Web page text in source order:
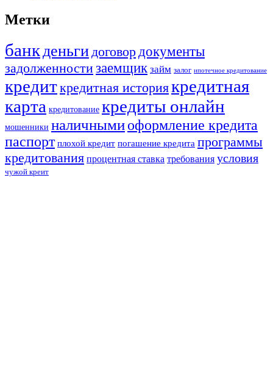
Метки
банкденьгидоговор документы
задолженностизаемщик займ залог ипотечное кредитование
кредиткредитная историякредитная
карта кредитование кредиты онлайн
мошенники наличнымиоформление кредита
паспорт плохой кредит погашение кредита программы
кредитования процентная ставка требования условия
чужой креит